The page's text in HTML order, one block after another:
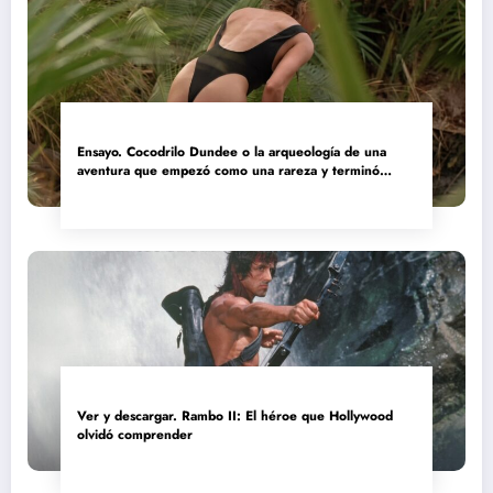
Ensayo. Cocodrilo Dundee o la arqueología de una
aventura que empezó como una rareza y terminó
Ver y descargar. Rambo II: El héroe que Hollywood
olvidó comprender